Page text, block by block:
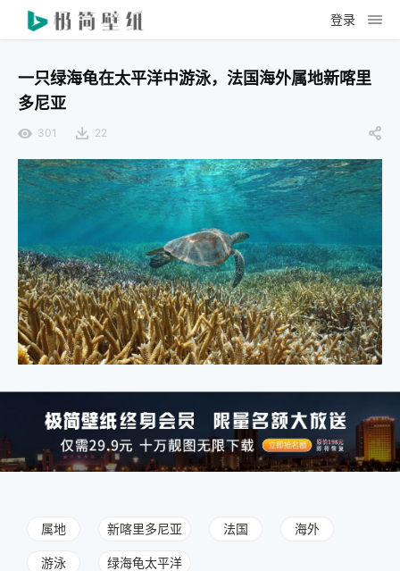
登录
一只绿海龟在太平洋中游泳，法国海外属地新喀里
多尼亚
301 22
属地 新喀里多尼亚 法国 海外
游泳 绿海龟太平洋